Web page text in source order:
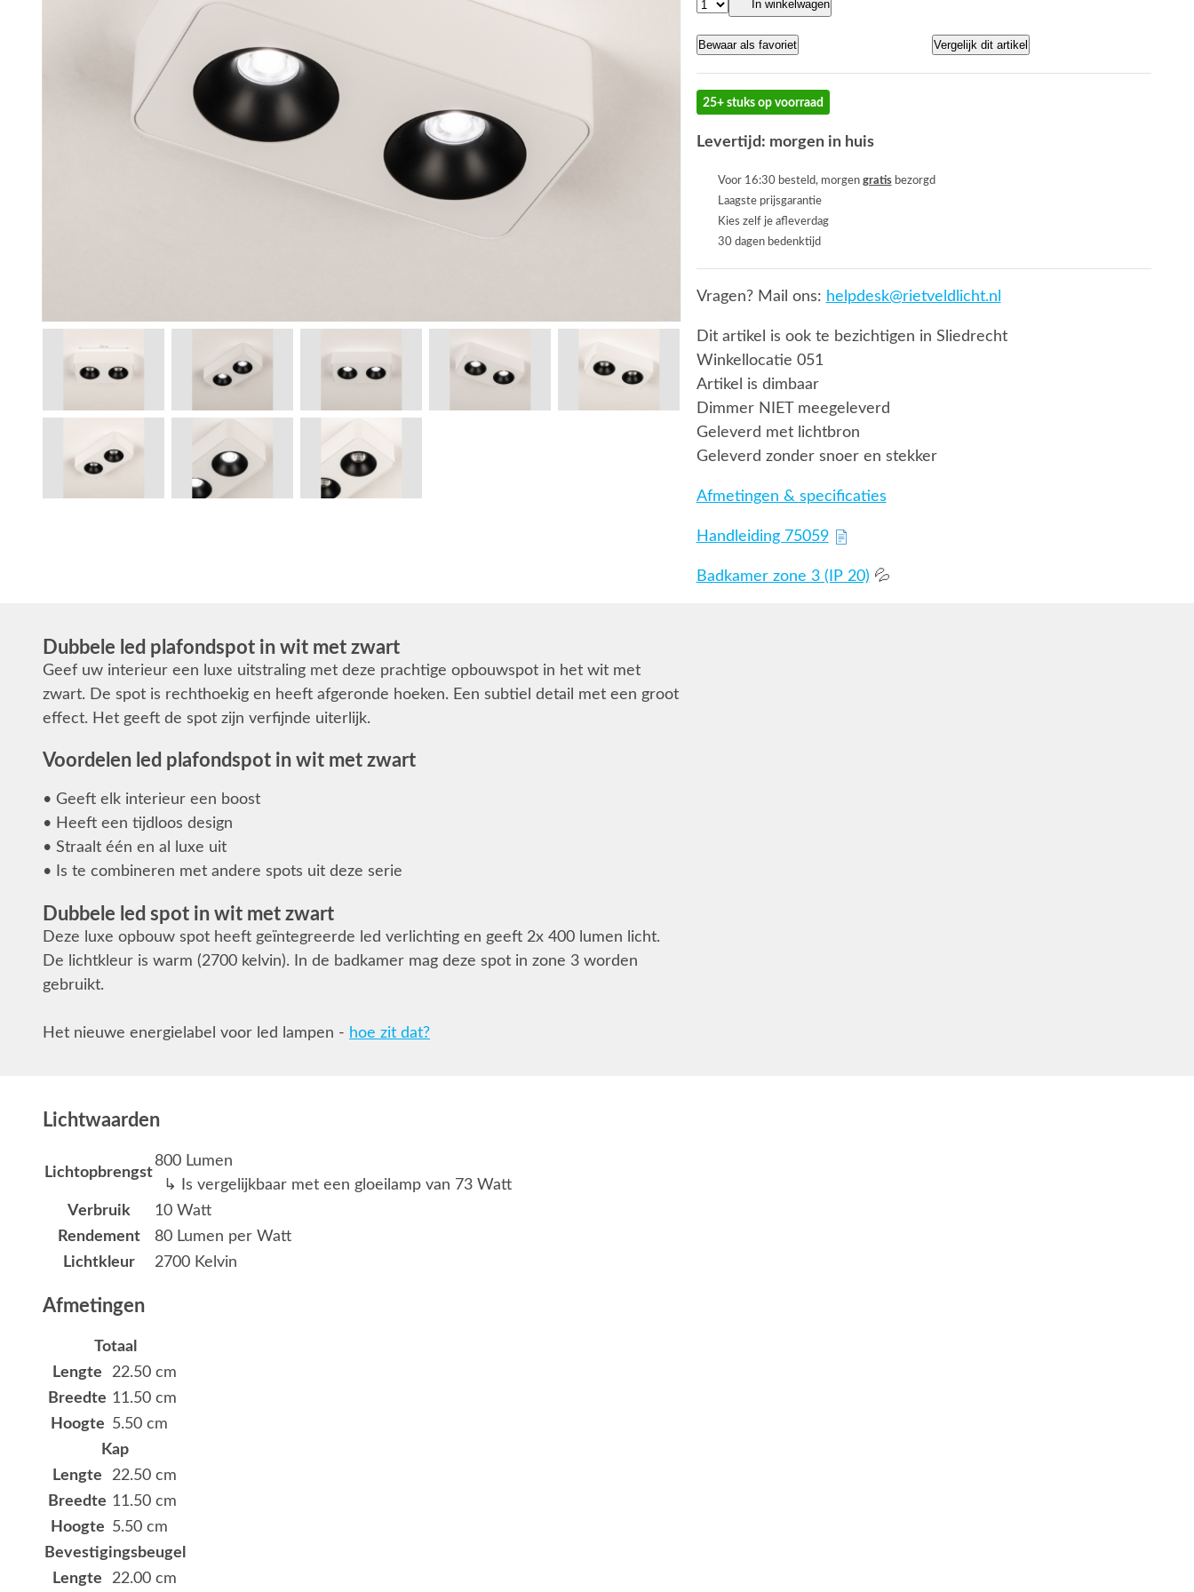
In winkelwagen
Bewaar als favoriet Vergelijk dit artikel
25+ stuks op voorraad
Levertijd: morgen in huis
Voor 16:30 besteld, morgen gratisbezorgd
Laagste prijsgarantie
Kies zelf je afleverdag
30 dagen bedenktijd
Vragen? Mail ons: helpdesk@rietveldlicht.nl
Dit artikel is ook te bezichtigen in Sliedrecht
Winkellocatie 051
Artikel is dimbaar
Dimmer NIET meegeleverd
Geleverd met lichtbron
Geleverd zonder snoer en stekker
Afmetingen & specificaties
Handleiding 75059
Badkamer zone 3 (IP 20) 💦
Dubbele led plafondspot in wit met zwart
Geef uw interieur een luxe uitstraling met deze prachtige opbouwspot in het wit met
zwart. De spot is rechthoekig en heeft afgeronde hoeken. Een subtiel detail met een groot
effect. Het geeft de spot zijn verfijnde uiterlijk.
Voordelen led plafondspot in wit met zwart
• Geeft elk interieur een boost
• Heeft een tijdloos design
• Straalt één en al luxe uit
• Is te combineren met andere spots uit deze serie
Dubbele led spot in wit met zwart
Deze luxe opbouw spot heeft geïntegreerde led verlichting en geeft 2x 400 lumen licht.
De lichtkleur is warm (2700 kelvin). In de badkamer mag deze spot in zone 3 worden
gebruikt.
Het nieuwe energielabel voor led lampen - hoe zit dat?
Lichtwaarden
Lichtopbrengst
800 Lumen
↳ Is vergelijkbaar met een gloeilamp van 73 Watt
Verbruik
10 Watt
Rendement
80 Lumen per Watt
Lichtkleur
2700 Kelvin
Afmetingen
Totaal
Lengte
22.50 cm
Breedte 11.50 cm
Hoogte 5.50 cm
Kap
Lengte
22.50 cm
Breedte 11.50 cm
Hoogte 5.50 cm
Bevestigingsbeugel
Lengte
22.00 cm